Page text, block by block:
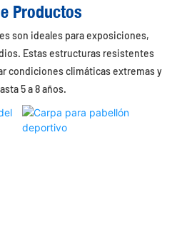
Productos
son ideales para exposiciones,
Estas estructuras resistentes
condiciones climáticas extremas y
5 a 8 años.